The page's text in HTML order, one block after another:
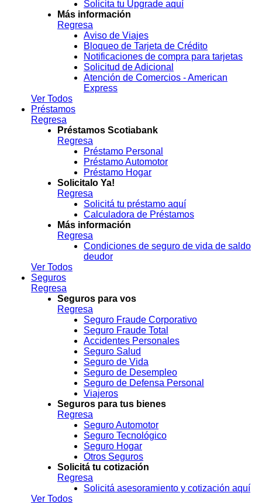
Solicita tu Upgrade aquí
Más información
Regresa
Aviso de Viajes
Bloqueo de Tarjeta de Crédito
Notificaciones de compra para tarjetas
Solicitud de Adicional
Atención de Comercios - American
Express
Ver Todos
Préstamos
Regresa
Préstamos Scotiabank
Regresa
Préstamo Personal
Préstamo Automotor
Préstamo Hogar
Solicitalo Ya!
Regresa
Solicitá tu préstamo aquí
Calculadora de Préstamos
Más información
Regresa
Condiciones de seguro de vida de saldo
deudor
Ver Todos
Seguros
Regresa
Seguros para vos
Regresa
Seguro Fraude Corporativo
Seguro Fraude Total
Accidentes Personales
Seguro Salud
Seguro de Vida
Seguro de Desempleo
Seguro de Defensa Personal
Viajeros
Seguros para tus bienes
Regresa
Seguro Automotor
Seguro Tecnológico
Seguro Hogar
Otros Seguros
Solicitá tu cotización
Regresa
Solicitá asesoramiento y cotización aquí
Ver Todos